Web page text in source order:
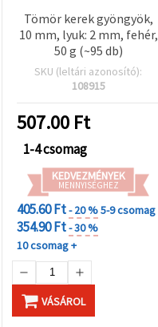
Tömör kerek gyöngyök,
10 mm, lyuk: 2 mm, fehér,
50 g (~95 db)
SKU (leltári azonosító):
108915
507.00 Ft
1-4 csomag
KEDVEZMÉNYEK
MENNYISÉGHEZ
405.60 Ft- 20 %5-9 csomag
354.90 Ft- 30 %
10 csomag +
VÁSÁROL